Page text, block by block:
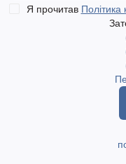
Я прочитав Політика